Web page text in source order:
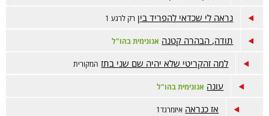
נראה לי שכדאי להפריד בין רק לרגע 1
תודה, הבהרה קטנה אנונימית בהו"ל
למה זהקריטי שלא יהיה שם שני בתז המקורית
עונה אנונימית בהו"ל
אז כנראה איזמרגד1